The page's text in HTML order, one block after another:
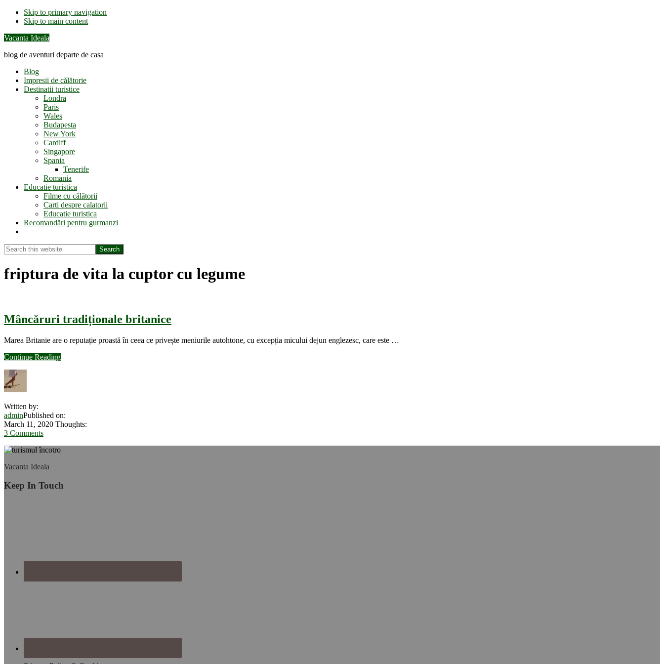
Skip to primary navigation
Skip to main content
Vacanta Ideala
blog de aventuri departe de casa
Blog
Impresii de călătorie
Destinatii turistice
Londra
Paris
Wales
Budapesta
New York
Cardiff
Singapore
Spania
Tenerife
Romania
Educatie turistica
Filme cu călătorii
Carti despre calatorii
Educatie turistica
Recomandări pentru gurmanzi
Search
this
Search
friptura de vita la cuptor cu legume
Mâncăruri tradiționale britanice
Marea Britanie are o reputație proastă în ceea ce privește meniurile autohtone, cu excepția micului dejun englezesc, care este …
Continue Readingabout
Written by:
adminPublished on:
March 11, 2020 Thoughts:
3 Comments
Vacanta Ideala
Keep In Touch